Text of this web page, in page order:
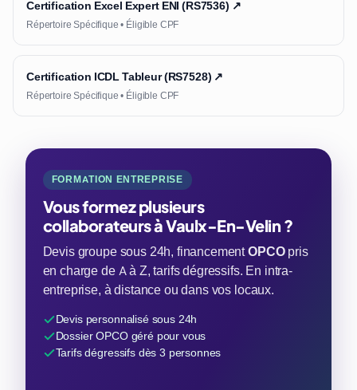
Certification Excel Expert ENI (RS7536) ↗
Répertoire Spécifique • Éligible CPF
Certification ICDL Tableur (RS7528) ↗
Répertoire Spécifique • Éligible CPF
FORMATION ENTREPRISE
Vous formez plusieurs
collaborateurs à Vaulx-En-Velin ?
Devis groupe sous 24h, financementOPCOpris
en charge de A à Z, tarifs dégressifs. En intra-
entreprise, à distance ou dans vos locaux.
Devis personnalisé sous 24h
Dossier OPCO géré pour vous
Tarifs dégressifs dès 3 personnes